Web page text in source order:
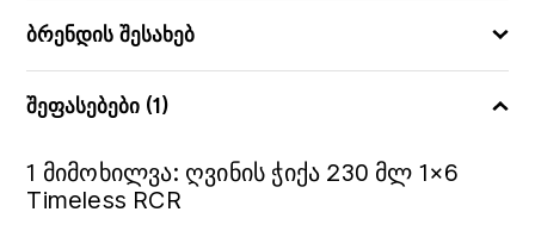
ბრენდის შესახებ
შეფასებები (1)
1 მიმოხილვა: ღვინის ჭიქა 230 მლ 1×6
Timeless RCR